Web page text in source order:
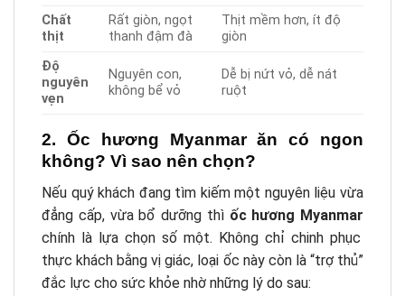
Chất
thịt
Rất giòn, ngọt
thanh đậm đà
Thịt mềm hơn, ít độ
giòn
Độ
nguyên
vẹn
Nguyên con,
không bể vỏ
Dễ bị nứt vỏ, dễ nát
ruột
2. Ốc hương Myanmar ăn có ngon
không? Vì sao nên chọn?
Nếu quý khách đang tìm kiếm một nguyên liệu vừa
đẳng cấp, vừa bổ dưỡng thì ốc hương Myanmar
chính là lựa chọn số một. Không chỉ chinh phục
thực khách bằng vị giác, loại ốc này còn là “trợ thủ”
đắc lực cho sức khỏe nhờ những lý do sau: